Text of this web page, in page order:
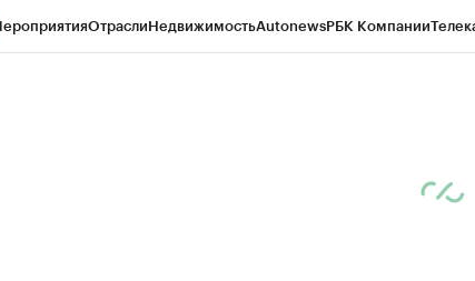
ОтраслиНедвижимостьAutonewsРБК Компании